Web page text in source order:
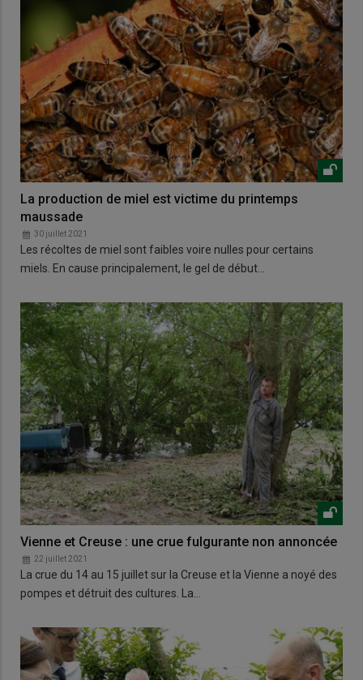
La production de miel est victime du printemps
maussade
30 juillet 2021
Les récoltes de miel sont faibles voire nulles pour certains
miels. En cause principalement, le gel de début…
Vienne et Creuse : une crue fulgurante non annoncée
22 juillet 2021
La crue du 14 au 15 juillet sur la Creuse et la Vienne a noyé des
pompes et détruit des cultures. La…